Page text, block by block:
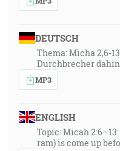
DEUTSCH
Thema: Micha 2,6-
Durchbrecher
MP3
ENGLISH
Topic: Micah
ram) is come up